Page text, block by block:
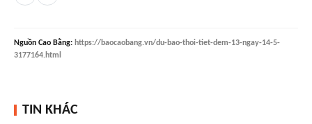
Nguồn Cao Bằng: https://baocaobang.vn/du-bao-thoi-tiet-dem-13-ngay-14-5-
3177164.html
TIN KHÁC